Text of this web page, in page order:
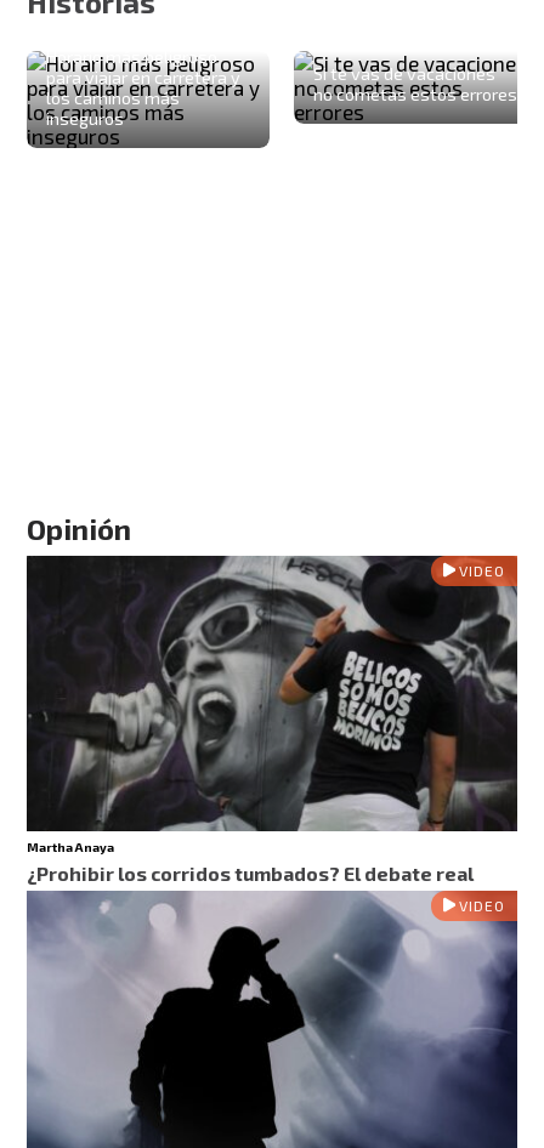
Horario más peligroso
para viajar en carretera y
los caminos más
inseguros
Si te vas de vacaciones
no cometas estos errores
Opinión
VIDEO
Martha Anaya
¿Prohibir los corridos tumbados? El debate real
VIDEO